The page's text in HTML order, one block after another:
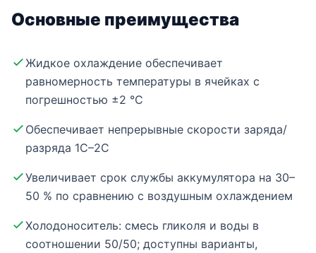
Основные преимущества
Жидкое охлаждение обеспечивает
равномерность температуры в ячейках с
погрешностью ±2 °C
Обеспечивает непрерывные скорости заряда/
разряда 1C–2C
Увеличивает срок службы аккумулятора на 30–
50 % по сравнению с воздушным охлаждением
Холодоноситель: смесь гликоля и воды в
соотношении 50/50; доступны варианты,